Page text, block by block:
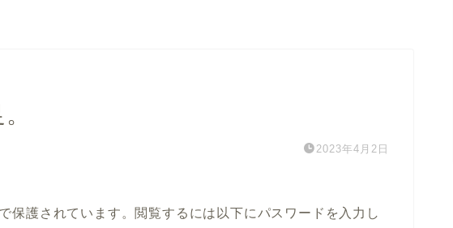
2023年4月2日
保護されています。閲覧するには以下にパスワードを入力し